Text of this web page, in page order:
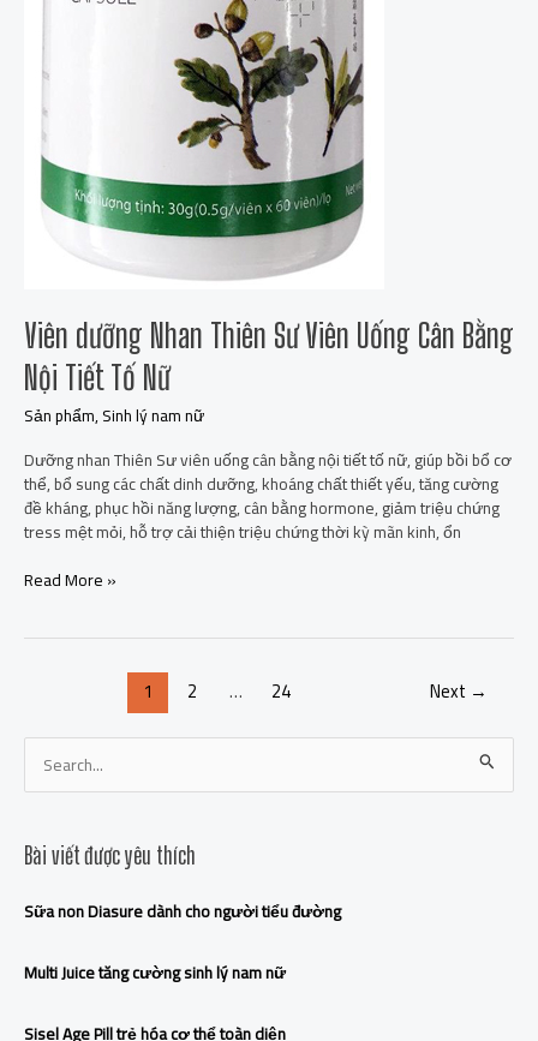
Viên dưỡng Nhan Thiên Sư Viên Uống Cân Bằng
Nội Tiết Tố Nữ
Sản phẩm,Sinh lý nam nữ
Dưỡng nhan Thiên Sư viên uống cân bằng nội tiết tố nữ, giúp bồi bổ cơ
thể, bổ sung các chất dinh dưỡng, khoáng chất thiết yếu, tăng cường
đề kháng, phục hồi năng lượng, cân bằng hormone, giảm triệu chứng
tress mệt mỏi, hỗ trợ cải thiện triệu chứng thời kỳ mãn kinh, ổn
Read More »
1 2 … 24 Next →
e
r
h
f
r
Bài viết được yêu thích
Sữa non Diasure dành cho người tiểu đường
Multi Juice tăng cường sinh lý nam nữ
Sisel Age Pill trẻ hóa cơ thể toàn diện